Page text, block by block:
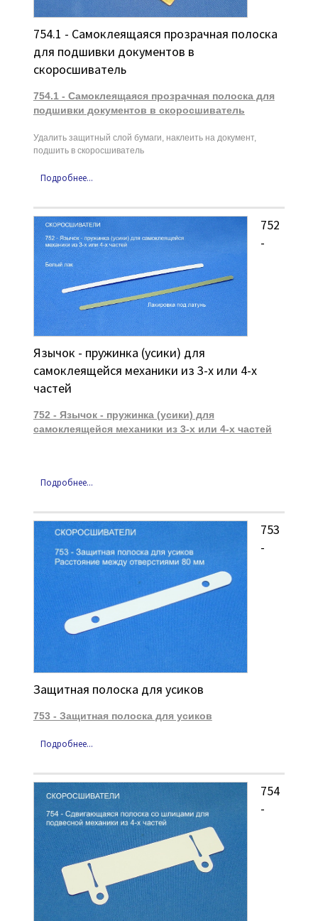
754.1 - Самоклеящаяся прозрачная полоска
для подшивки документов в
скоросшиватель
754.1 - Самоклеящаяся прозрачная полоска для
подшивки документов в скоросшиватель
Удалить защитный слой бумаги, наклеить на документ,
подшить в скоросшиватель
Подробнее...
752
-
Язычок - пружинка (усики) для
самоклеящейся механики из 3-х или 4-х
частей
752 - Язычок - пружинка (усики) для
самоклеящейся механики из 3-х или 4-х частей
Подробнее...
753
-
Защитная полоска для усиков
753 - Защитная полоска для усиков
Подробнее...
754
-